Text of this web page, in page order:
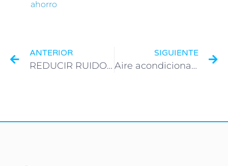
ANTERIOR
REDUCIR RUIDOS Y VIBRACIONES EN AIRE ACONDICIONADO SPLIT
SIGUIENTE
Aire acondicionado, no sólo confort.